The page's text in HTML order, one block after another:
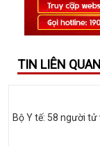
TIN LIÊN QUAN
Bộ Y tế: 58 người